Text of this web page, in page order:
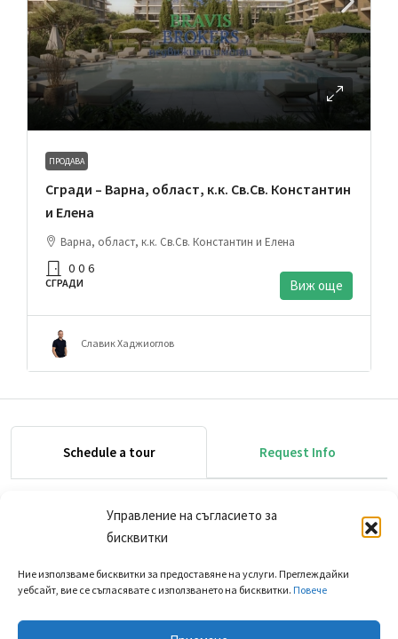
Управление на съгласието за
бисквитки
Ние използваме бисквитки за предоставяне на услуги. Преглеждайки
уебсайт, вие се съгласявате с използването на бисквитки. Повече
ПРОДАВА
Сгради – Варна, област, к.к. Св.Св. Константин
и Елена
Варна, област, к.к. Св.Св. Константин и Елена
0 0 6
СГРАДИ Виж още
Славик Хаджиоглов
Schedule a tour Request Info